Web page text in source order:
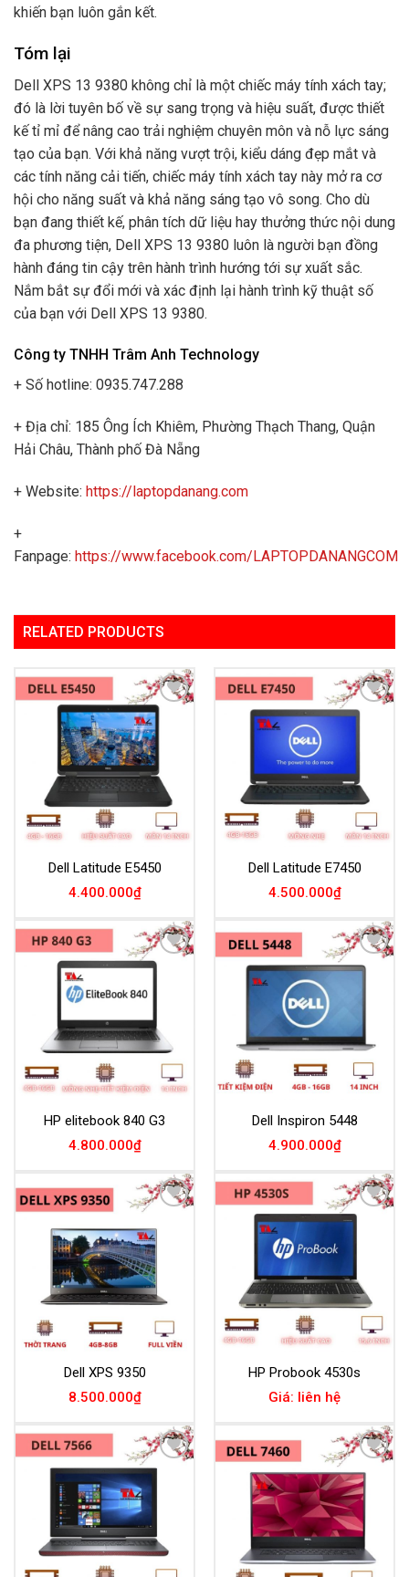
khiến bạn luôn gắn kết.
Tóm lại
Dell XPS 13 9380 không chỉ là một chiếc máy tính xách tay;
đó là lời tuyên bố về sự sang trọng và hiệu suất, được thiết
kế tỉ mỉ để nâng cao trải nghiệm chuyên môn và nỗ lực sáng
tạo của bạn. Với khả năng vượt trội, kiểu dáng đẹp mắt và
các tính năng cải tiến, chiếc máy tính xách tay này mở ra cơ
hội cho năng suất và khả năng sáng tạo vô song. Cho dù
bạn đang thiết kế, phân tích dữ liệu hay thưởng thức nội dung
đa phương tiện, Dell XPS 13 9380 luôn là người bạn đồng
hành đáng tin cậy trên hành trình hướng tới sự xuất sắc.
Nắm bắt sự đổi mới và xác định lại hành trình kỹ thuật số
của bạn với Dell XPS 13 9380.
Công ty TNHH Trâm Anh Technology
+ Số hotline: 0935.747.288
+ Địa chỉ: 185 Ông Ích Khiêm, Phường Thạch Thang, Quận
Hải Châu, Thành phố Đà Nẵng
+ Website: https://laptopdanang.com
+
Fanpage: https://www.facebook.com/LAPTOPDANANGCOM
RELATED PRODUCTS
Add to
Wishlist
Dell Latitude E5450
4.400.000₫
Add to
Dell Latitude E7450
4.500.000₫
Add to
HP elitebook 840 G3
4.800.000₫
Add to
Dell Inspiron 5448
4.900.000₫
Wishlist
Dell XPS 9350
8.500.000₫
Add to
HP Probook 4530s
Giá: liên hệ
Add to
Wishlist
Add to
Wishlist